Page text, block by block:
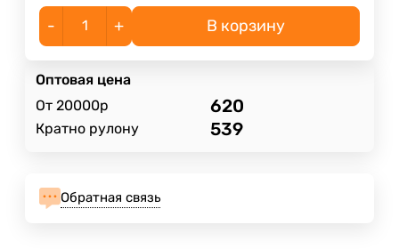
- + В корзину
Оптовая цена
От 20000р
620
Кратно рулону 539
Обратная связь